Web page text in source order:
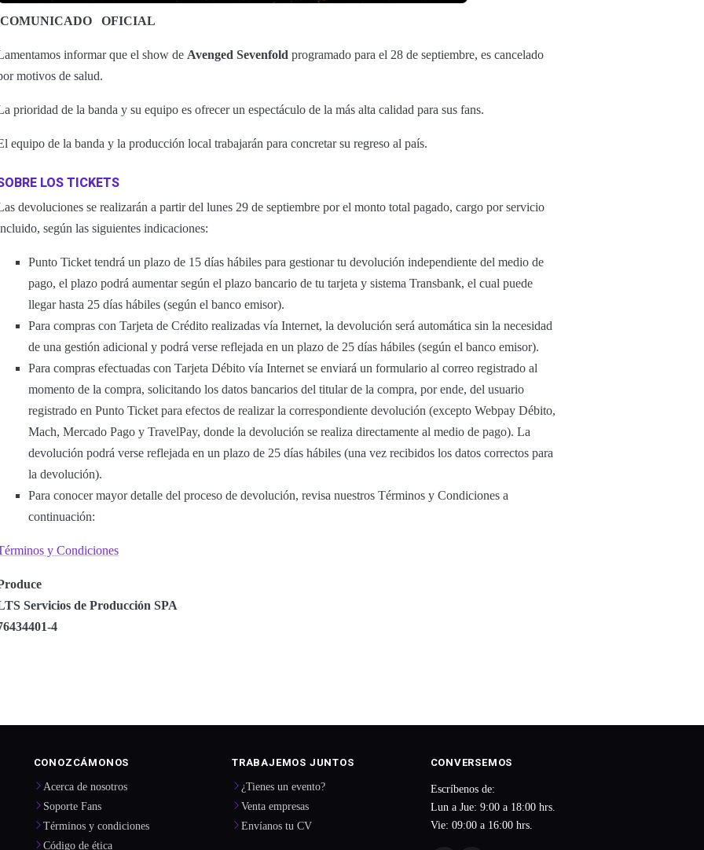
COMUNICADO OFICIAL
informar que el show de Avenged Sevenfold programado para el 28 de septiembre, es cancelado
motivos de salud.
prioridad de la banda y su equipo es ofrecer un espectáculo de la más alta calidad para sus fans.
equipo de la banda y la producción local trabajarán para concretar su regreso al país.
LOS TICKETS
devoluciones se realizarán a partir del lunes 29 de septiembre por el monto total pagado, cargo por servicio
según las siguientes indicaciones:
Punto Ticket tendrá un plazo de 15 días hábiles para gestionar tu devolución independiente del medio de
pago, el plazo podrá aumentar según el plazo bancario de tu tarjeta y sistema Transbank, el cual puede
llegar hasta 25 días hábiles (según el banco emisor).
Para compras con Tarjeta de Crédito realizadas vía Internet, la devolución será automática sin la necesidad
de una gestión adicional y podrá verse reflejada en un plazo de 25 días hábiles (según el banco emisor).
Para compras efectuadas con Tarjeta Débito vía Internet se enviará un formulario al correo registrado al
momento de la compra, solicitando los datos bancarios del titular de la compra, por ende, del usuario
registrado en Punto Ticket para efectos de realizar la correspondiente devolución (excepto Webpay Débito,
Mach, Mercado Pago y TravelPay, donde la devolución se realiza directamente al medio de pago). La
devolución podrá verse reflejada en un plazo de 25 días hábiles (una vez recibidos los datos correctos para
la devolución).
Para conocer mayor detalle del proceso de devolución, revisa nuestros Términos y Condiciones a
continuación:
y Condiciones
Servicios de Producción SPA
4
CONOZCÁMONOS
Acerca de nosotros
Soporte Fans
Términos y condiciones
Código de ética
TRABAJEMOS JUNTOS
¿Tienes un evento?
Venta empresas
Envíanos tu CV
CONVERSEMOS
Escríbenos de:
Lun a Jue: 9:00 a 18:00 hrs.
Vie: 09:00 a 16:00 hrs.